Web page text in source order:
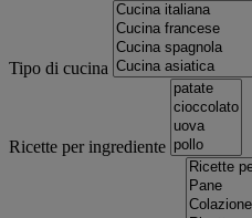
Tipo di cucina
Ricette per ingrediente